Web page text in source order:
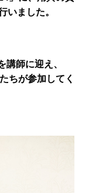
いました。
師に迎え、
ちが参加してく